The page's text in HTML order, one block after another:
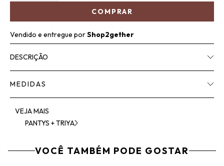
COMPRAR
Vendido e entregue porShop2gether
DESCRIÇÃO
MEDIDAS
VEJA MAIS
PANTYS + TRIYA
VOCÊ TAMBÉM PODE GOSTAR